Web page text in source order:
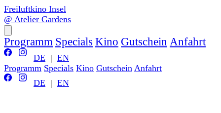
Freiluftkino Insel
@ Atelier Gardens
Programm Specials Kino Gutschein Anfahrt
DE | EN
Programm Specials Kino Gutschein Anfahrt
DE | EN